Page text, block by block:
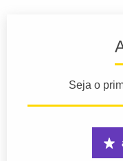
Seja o